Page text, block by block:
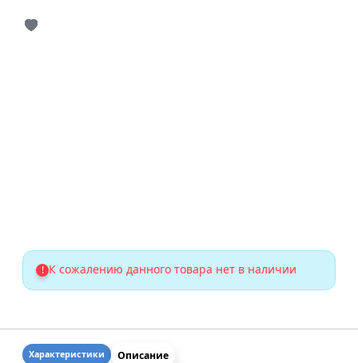
! К сожалению данного товара нет в наличии
Характеристики Описание